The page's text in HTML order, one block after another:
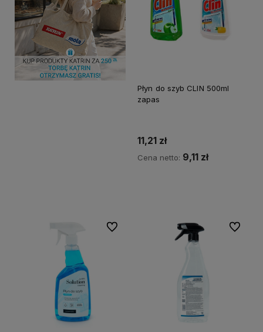
Płyn do szyb CLIN 500ml
zapas
11,21 zł
Cena netto: 9,11 zł
Do ulubionych Do